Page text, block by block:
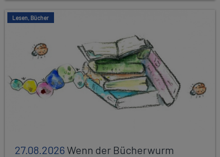
Lesen, Bücher
27.08.2026Wenn der Bücherwurm